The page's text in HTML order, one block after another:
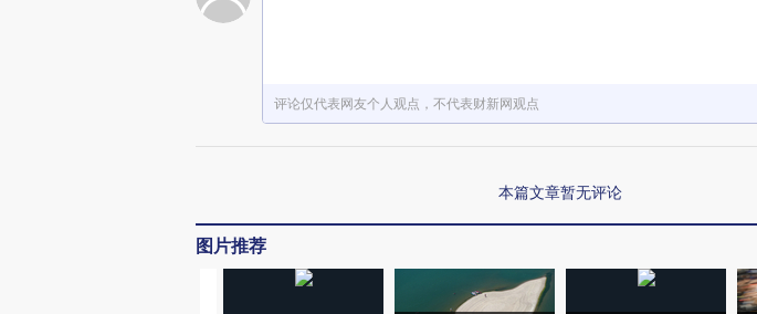
评论仅代表网友个人观点，不代表财新网观点
本篇文章暂无评论
图片推荐